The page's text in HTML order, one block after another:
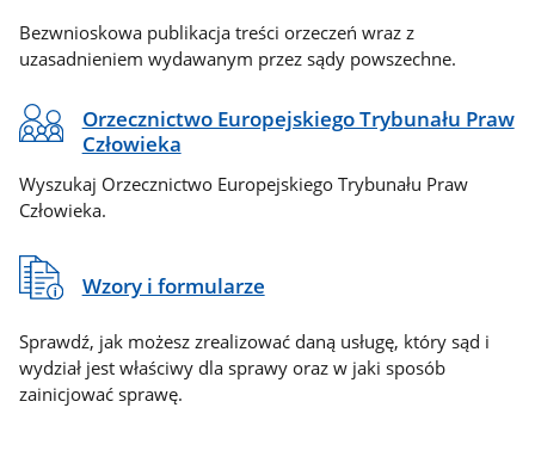
Bezwnioskowa publikacja treści orzeczeń wraz z
uzasadnieniem wydawanym przez sądy powszechne.
Orzecznictwo Europejskiego Trybunału Praw
Człowieka
Wyszukaj Orzecznictwo Europejskiego Trybunału Praw
Człowieka.
Wzory i formularze
Sprawdź, jak możesz zrealizować daną usługę, który sąd i
wydział jest właściwy dla sprawy oraz w jaki sposób
zainicjować sprawę.